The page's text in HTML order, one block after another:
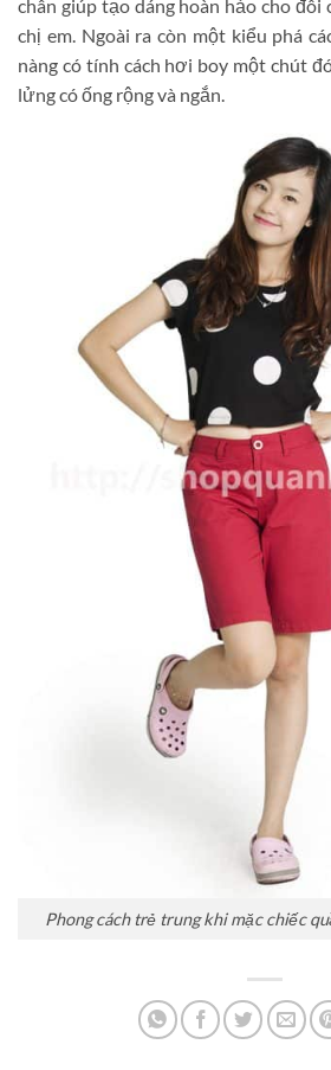
chân giúp tạo dáng hoàn hảo cho đôi
chị em. Ngoài ra còn một kiểu phá
nàng có tính cách hơi boy một chút
lửng có ống rộng và ngắn.
Phong cách trẻ trung khi mặc chiếc